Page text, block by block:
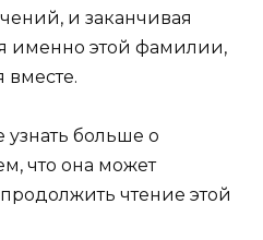
и заканчивая
именно этой фамилии,
вместе.
узнать больше о
что она может
продолжить чтение этой